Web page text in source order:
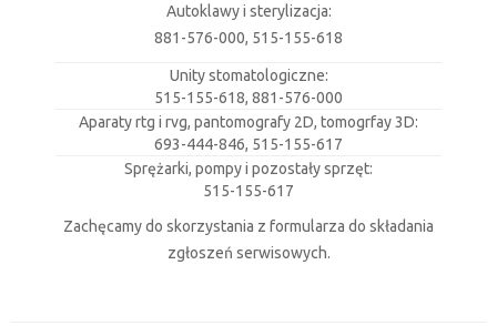
Autoklawy i sterylizacja:
881-576-000, 515-155-618
Unity stomatologiczne:
515-155-618, 881-576-000
Aparaty rtg i rvg, pantomografy 2D, tomogrfay 3D:
693-444-846, 515-155-617
Sprężarki, pompy i pozostały sprzęt:
515-155-617
Zachęcamy do skorzystania z formularza do składania
zgłoszeń serwisowych.